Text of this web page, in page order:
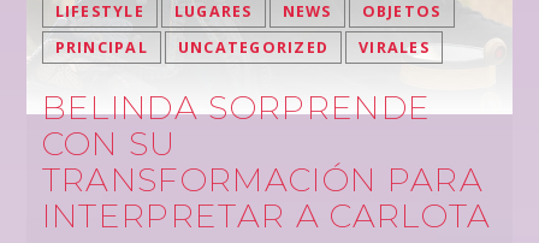
LIFESTYLE
LUGARES NEWS
OBJETOS
PRINCIPAL
UNCATEGORIZED VIRALES
BELINDA SORPRENDE
CON SU
TRANSFORMACIÓN PARA
INTERPRETAR A CARLOTA